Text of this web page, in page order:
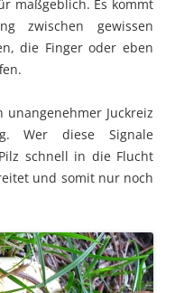
maßgeblich. Es kommt
zwischen gewissen
die Finger oder eben
Juckreiz
Wer diese Signale
schnell in die Flucht
und somit nur noch